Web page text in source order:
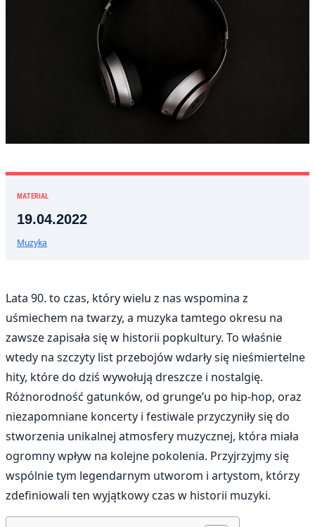
MATERIAŁ
19.04.2022
Muzyka
Lata 90. to czas, który wielu z nas wspomina z
uśmiechem na twarzy, a muzyka tamtego okresu na
zawsze zapisała się w historii popkultury. To właśnie
wtedy na szczyty list przebojów wdarły się nieśmiertelne
hity, które do dziś wywołują dreszcze i nostalgię.
Różnorodność gatunków, od grunge’u po hip-hop, oraz
niezapomniane koncerty i festiwale przyczyniły się do
stworzenia unikalnej atmosfery muzycznej, która miała
ogromny wpływ na kolejne pokolenia. Przyjrzyjmy się
wspólnie tym legendarnym utworom i artystom, którzy
zdefiniowali ten wyjątkowy czas w historii muzyki.